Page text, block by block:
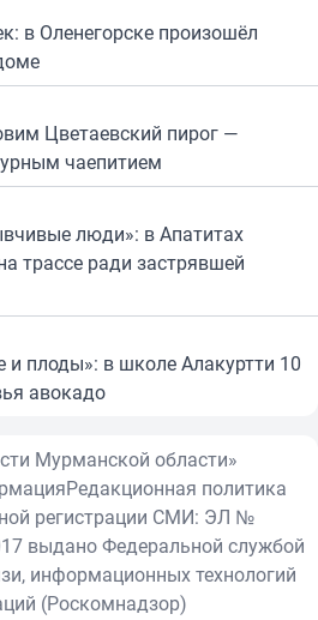
в Оленегорске произошёл
Цветаевский пирог —
чаепитием
люди»: в Апатитах
трассе ради застрявшей
и плоды»: в школе Алакуртти 10
авокадо
Мурманской области»
Редакционная политика
регистрации СМИ: ЭЛ №
выдано Федеральной службой
информационных технологий
(Роскомнадзор)